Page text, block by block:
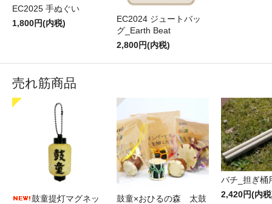
EC2025 手ぬぐい
1,800円(内税)
EC2024 ジュートバッ
グ_Earth Beat
2,800円(内税)
売れ筋商品
鼓童提灯マグネッ
鼓童×おひるの森 太鼓
バチ_担ぎ桶
2,420円(内